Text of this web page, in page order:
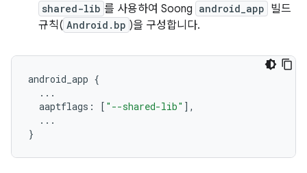
shared-lib 를 사용하여 Soong android_app 빌드
규칙( Android.bp )을 구성합니다.
android_app {
...
aaptflags : [ "--shared-lib" ],
...
}